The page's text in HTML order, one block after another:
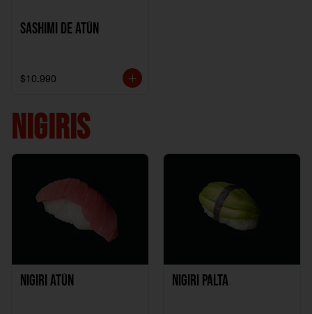
Sashimi de Atún
$10.990
NIGIRIS
Nigiri Atún Nigiri Palta